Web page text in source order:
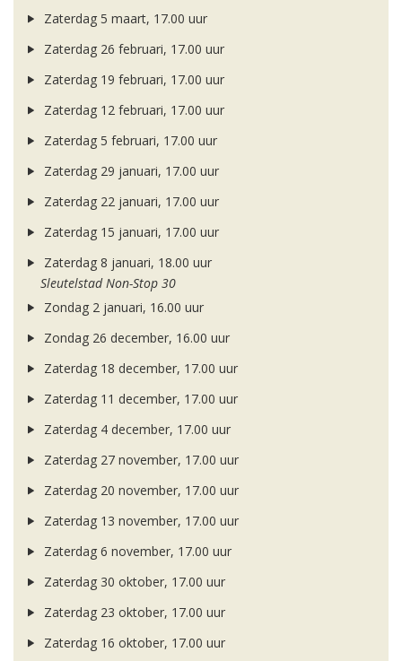
Zaterdag 5 maart, 17.00 uur
Zaterdag 26 februari, 17.00 uur
Zaterdag 19 februari, 17.00 uur
Zaterdag 12 februari, 17.00 uur
Zaterdag 5 februari, 17.00 uur
Zaterdag 29 januari, 17.00 uur
Zaterdag 22 januari, 17.00 uur
Zaterdag 15 januari, 17.00 uur
Zaterdag 8 januari, 18.00 uur
Sleutelstad Non-Stop 30
Zondag 2 januari, 16.00 uur
Zondag 26 december, 16.00 uur
Zaterdag 18 december, 17.00 uur
Zaterdag 11 december, 17.00 uur
Zaterdag 4 december, 17.00 uur
Zaterdag 27 november, 17.00 uur
Zaterdag 20 november, 17.00 uur
Zaterdag 13 november, 17.00 uur
Zaterdag 6 november, 17.00 uur
Zaterdag 30 oktober, 17.00 uur
Zaterdag 23 oktober, 17.00 uur
Zaterdag 16 oktober, 17.00 uur